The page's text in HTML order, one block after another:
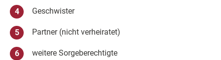
Geschwister
Partner (nicht verheiratet)
weitere Sorgeberechtigte